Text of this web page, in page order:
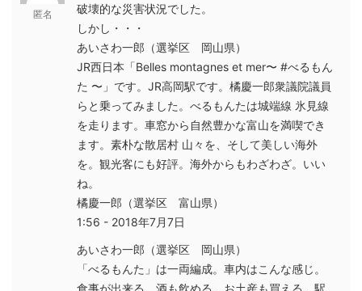
匿名
破壊的な災害状況でした。
しかし・・・
あいさわ一郎（選挙区 岡山県）
JR西日本「Belles montagnes et mer〜 #べるもん
た 〜」です。JR高岡駅です。橘慶一郎衆議院議員
らと乗ってみました。べるもんたは城端線 氷見線
を走ります。車窓から自然豊かな富山を満喫でき
ます。素朴な散居村 山々を、そして美しい海外
を。観光客にも好評。海外からもわざわざ。いい
ね。
橘慶一郎（選挙区 富山県）
1:56 - 2018年7月7日
あいさわ一郎（選挙区 岡山県）
「べるもんた」は一両編成。車内はこんな感じ。
食事が出来る。酒も飲める。お土産も買える。駅